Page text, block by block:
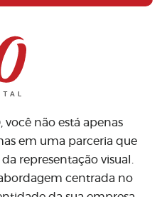
você não está apenas
em uma parceria que
representação visual.
centrada no